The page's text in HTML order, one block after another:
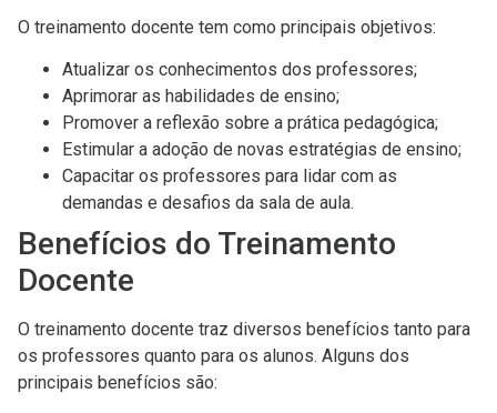
O treinamento docente tem como principais objetivos:
Atualizar os conhecimentos dos professores;
Aprimorar as habilidades de ensino;
Promover a reflexão sobre a prática pedagógica;
Estimular a adoção de novas estratégias de ensino;
Capacitar os professores para lidar com as
demandas e desafios da sala de aula.
Benefícios do Treinamento
Docente
O treinamento docente traz diversos benefícios tanto para
os professores quanto para os alunos. Alguns dos
principais benefícios são: